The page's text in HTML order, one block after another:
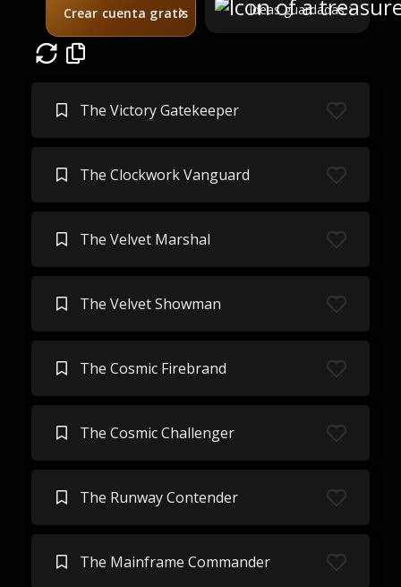
Crear cuenta gratis Ideas guardadas
The Victory Gatekeeper
The Clockwork Vanguard
The Velvet Marshal
The Velvet Showman
The Cosmic Firebrand
The Cosmic Challenger
The Runway Contender
The Mainframe Commander